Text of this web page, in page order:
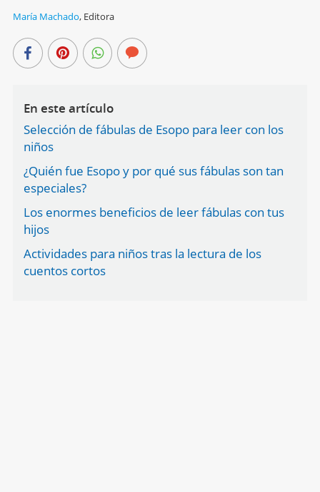
María Machado, Editora
En este artículo
Selección de fábulas de Esopo para leer con los
niños
¿Quién fue Esopo y por qué sus fábulas son tan
especiales?
Los enormes beneficios de leer fábulas con tus
hijos
Actividades para niños tras la lectura de los
cuentos cortos